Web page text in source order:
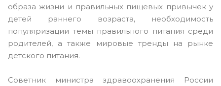
образа жизни и правильных пищевых привычек у
детей раннего возраста, необходимость
популяризации темы правильного питания среди
родителей, а также мировые тренды на рынке
детского питания.
Советник министра здравоохранения России